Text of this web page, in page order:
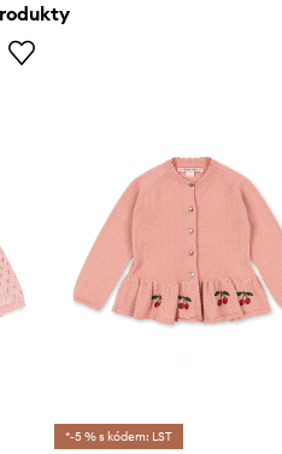
*-5 % s kódem: LST